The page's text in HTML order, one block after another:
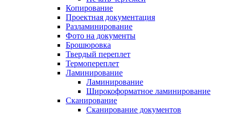
Копирование
Проектная документация
Разламинирование
Фото на документы
Брошюровка
Твердый переплет
Термопереплет
Ламинирование
Ламинирование
Широкоформатное ламинирование
Сканирование
Сканирование документов